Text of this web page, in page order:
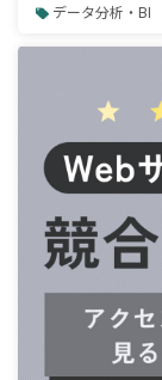
データ分析・BI